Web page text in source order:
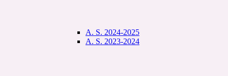
A. S. 2024-2025
A. S. 2023-2024